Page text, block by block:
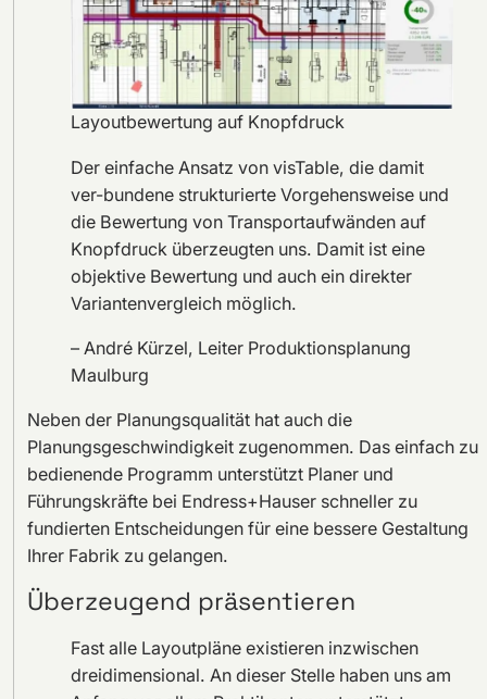
Layoutbewertung auf Knopfdruck
Der einfache Ansatz von visTable, die damit
ver-bundene strukturierte Vorgehensweise und
die Bewertung von Transportaufwänden auf
Knopfdruck überzeugten uns. Damit ist eine
objektive Bewertung und auch ein direkter
Variantenvergleich möglich.
– André Kürzel, Leiter Produktionsplanung
Maulburg
Neben der Planungsqualität hat auch die
Planungsgeschwindigkeit zugenommen. Das einfach zu
bedienende Programm unterstützt Planer und
Führungskräfte bei Endress+Hauser schneller zu
fundierten Entscheidungen für eine bessere Gestaltung
Ihrer Fabrik zu gelangen.
Überzeugend präsentieren
Fast alle Layoutpläne existieren inzwischen
dreidimensional. An dieser Stelle haben uns am